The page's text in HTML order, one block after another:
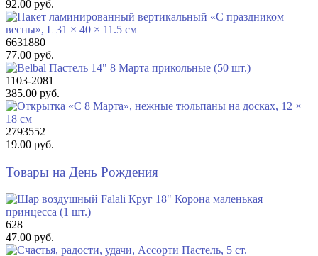
92.00 руб.
6631880
77.00 руб.
1103-2081
385.00 руб.
2793552
19.00 руб.
Товары на День Рождения
628
47.00 руб.